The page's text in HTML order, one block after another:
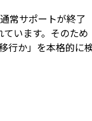
常サポートが終了
います。そのため
行か」を本格的に